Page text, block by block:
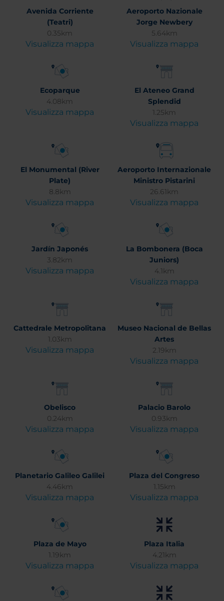
Avenida Corriente
(Teatri)
0.35km
Visualizza mappa
Aeroporto Nazionale
Jorge Newbery
5.64km
Visualizza mappa
Ecoparque
4.08km
Visualizza mappa
El Ateneo Grand
Splendid
1.25km
Visualizza mappa
El Monumental (River
Plate)
8.8km
Visualizza mappa
Aeroporto Internazionale
Ministro Pistarini
26.61km
Visualizza mappa
Jardín Japonés
3.82km
Visualizza mappa
La Bombonera (Boca
Juniors)
4.1km
Visualizza mappa
Cattedrale Metropolitana
1.03km
Visualizza mappa
Museo Nacional de Bellas
Artes
2.19km
Visualizza mappa
Obelisco
0.24km
Visualizza mappa
Palacio Barolo
0.93km
Visualizza mappa
Planetario Galileo Galilei
4.46km
Visualizza mappa
Plaza del Congreso
1.15km
Visualizza mappa
Plaza de Mayo
1.19km
Visualizza mappa
Plaza Italia
4.21km
Visualizza mappa